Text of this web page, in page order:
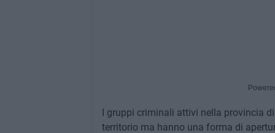
I gruppi criminali attivi nella provincia
territorio ma hanno una forma di